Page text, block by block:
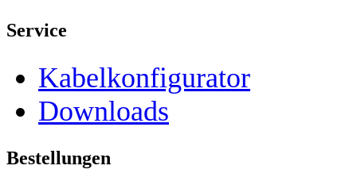
Service
Kabelkonfigurator
Downloads
Bestellungen